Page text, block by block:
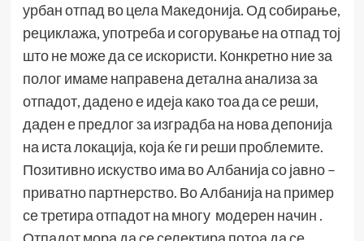
урбан отпад во цела Македонија. Од собирање,
рециклажа, употреба и согорување на отпад тој
што не може да се искористи. Конкретно ние за
полог имаме направена детална анализа за
отпадот, дадено е идеја како тоа да се реши,
даден е предлог за изградба на нова депонија
на иста локација, која ќе ги реши проблемите.
Позитивно искуство има во Албанија со јавно –
приватно партнерство. Во Албанија на пример
се третира отпадот на многу модерен начин .